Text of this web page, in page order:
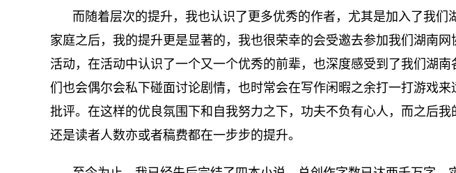
而随着层次的提升，我也认识了更多优秀的作者，尤其是加入了我们
家庭之后，我的提升更是显著的，我也很荣幸的会受邀去参加我们湖南
活动，在活动中认识了一个又一个优秀的前辈，也深度感受到了我们湖
们也会偶尔会私下碰面讨论剧情，也时常会在写作闲暇之余打一打游戏来
批评。在这样的优良氛围下和自我努力之下，功夫不负有心人，而之后
还是读者人数亦或者稿费都在一步步的提升。